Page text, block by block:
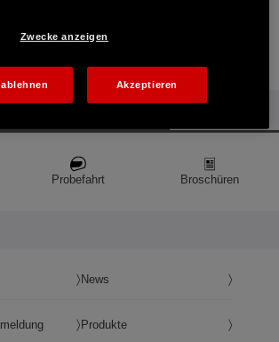
Probefahrt Broschüren
News
Produkte
Zwecke anzeigen
Akzeptieren